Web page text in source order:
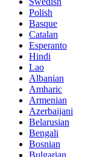
Polish
Basque
Catalan
Esperanto
Hindi
Lao
Albanian
Amharic
Armenian
Azerbaijani
Belarusian
Bengali
Bosnian
Bulgarian